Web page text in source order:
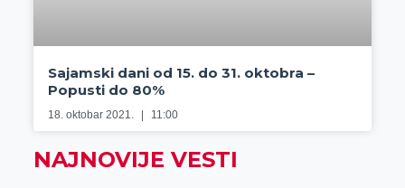
Sajamski dani od 15. do 31. oktobra –
Popusti do 80%
18. oktobar 2021. 11:00
NAJNOVIJE VESTI